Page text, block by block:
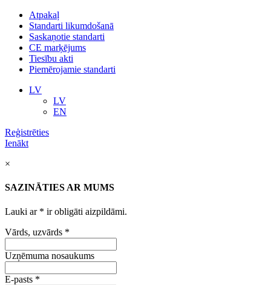
Atpakaļ
Standarti likumdošanā
Saskaņotie standarti
CE marķējums
Tiesību akti
Piemērojamie standarti
LV
LV
EN
Reģistrēties
Ienākt
×
SAZINĀTIES AR MUMS
Lauki ar * ir obligāti aizpildāmi.
Vārds, uzvārds *
Uzņēmuma nosaukums
E-pasts *